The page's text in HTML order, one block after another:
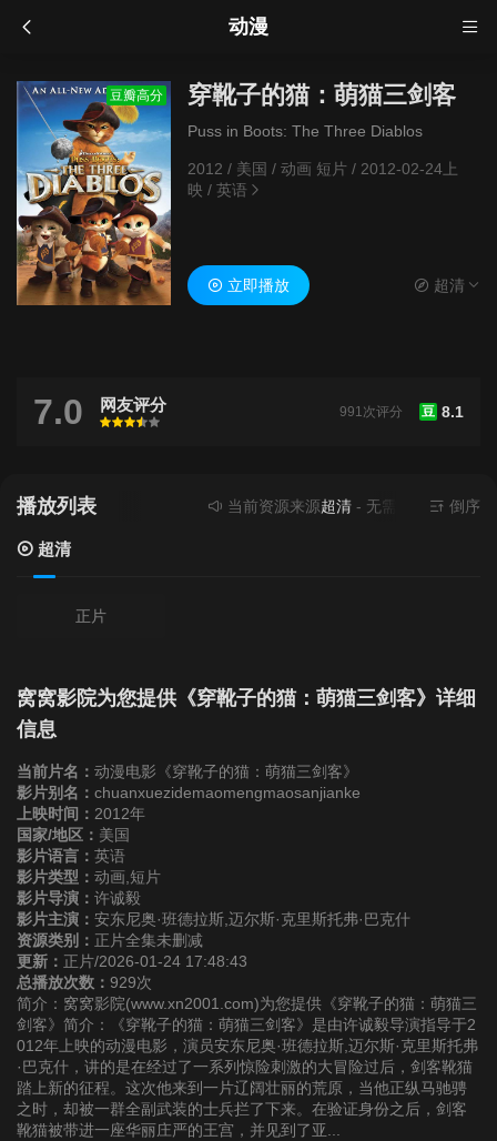
动漫
豆瓣高分 穿靴子的猫：萌猫三剑客
Puss in Boots: The Three Diablos
2012 / 美国 / 动画 短片/ 2012-02-24上
映 / 英语
立即播放 超清
7.0 网友评分
很差
较差还行推荐力荐
豆 8.1
991次评分
播放列表 当前资源来源超清- 无需安装任何插件
倒序
超清
正片
窝窝影院为您提供《穿靴子的猫：萌猫三剑客》详细
信息
当前片名： 动漫电影《穿靴子的猫：萌猫三剑客》
影片别名： chuanxuezidemaomengmaosanjianke
上映时间： 2012年
国家/地区： 美国
影片语言： 英语
影片类型： 动画,短片
影片导演： 许诚毅
影片主演： 安东尼奥·班德拉斯,迈尔斯·克里斯托弗·巴克什
资源类别： 正片全集未删减
更新： 正片/2026-01-24 17:48:43
总播放次数： 929次
简介：窝窝影院(www.xn2001.com)为您提供《穿靴子的猫：萌猫三
剑客》简介：《穿靴子的猫：萌猫三剑客》是由许诚毅导演指导于2
012年上映的动漫电影，演员安东尼奥·班德拉斯,迈尔斯·克里斯托弗
·巴克什，讲的是在经过了一系列惊险刺激的大冒险过后，剑客靴猫
踏上新的征程。这次他来到一片辽阔壮丽的荒原，当他正纵马驰骋
之时，却被一群全副武装的士兵拦了下来。在验证身份之后，剑客
靴猫被带进一座华丽庄严的王宫，并见到了亚...